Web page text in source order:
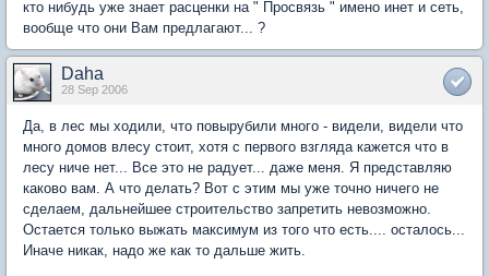
кто нибудь уже знает расценки на " Просвязь " имено инет и сеть,
вообще что они Вам предлагают... ?
Daha
28 Sep 2006
Да, в лес мы ходили, что повырубили много - видели, видели что
много домов влесу стоит, хотя с первого взгляда кажется что в
лесу ниче нет... Все это не радует... даже меня. Я представляю
каково вам. А что делать? Вот с этим мы уже точно ничего не
сделаем, дальнейшее строительство запретить невозможно.
Остается только выжать максимум из того что есть.... осталось...
Иначе никак, надо же как то дальше жить.